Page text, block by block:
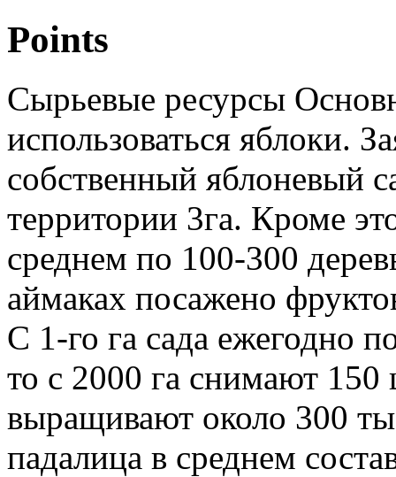
Points
Сырьевые ресурсы
использоваться яблоки.
собственный яблоневый
территории 3га. Кроме
среднем по 100-300
аймаках посажено
С 1-го га сада ежегодно
то с 2000 га снимают 150
выращивают около 300
падалица в среднем